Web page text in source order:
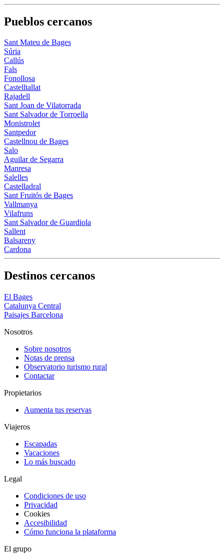
Pueblos cercanos
Sant Mateu de Bages
Súria
Callús
Fals
Fonollosa
Castelltallat
Rajadell
Sant Joan de Vilatorrada
Sant Salvador de Torroella
Monistrolet
Santpedor
Castellnou de Bages
Salo
Aguilar de Segarra
Manresa
Salelles
Castelladral
Sant Fruitós de Bages
Vallmanya
Vilafruns
Sant Salvador de Guardiola
Sallent
Balsareny
Cardona
Destinos cercanos
El Bages
Catalunya Central
Paisajes Barcelona
Nosotros
Sobre nosotros
Notas de prensa
Observatorio turismo rural
Contactar
Propietarios
Aumenta tus reservas
Viajeros
Escapadas
Vacaciones
Lo más buscado
Legal
Condiciones de uso
Privacidad
Cookies
Accesibilidad
Cómo funciona la plataforma
El grupo